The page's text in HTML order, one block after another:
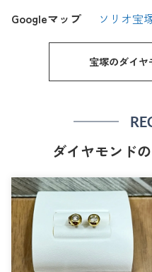
Googleマップ
ソリオ宝
宝塚のダイ
ダイヤモンド